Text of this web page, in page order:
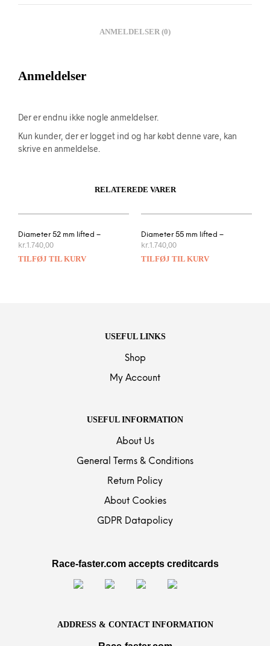
ANMELDELSER (0)
Anmeldelser
Der er endnu ikke nogle anmeldelser.
Kun kunder, der er logget ind og har købt denne vare, kan
skrive en anmeldelse.
RELATEREDE VARER
Diameter 52 mm lifted –
kr.1.740,00
TILFØJ TIL KURV
Diameter 55 mm lifted –
kr.1.740,00
TILFØJ TIL KURV
USEFUL LINKS
Shop
My Account
USEFUL INFORMATION
About Us
General Terms & Conditions
Return Policy
About Cookies
GDPR Datapolicy
Race-faster.com accepts creditcards
ADDRESS & CONTACT INFORMATION